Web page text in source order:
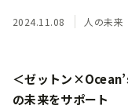
2024.11.08 人の未来
＜ゼットン
の未来をサポート